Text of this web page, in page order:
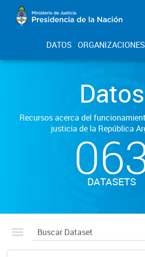
DATOS ORGANIZACIONES
Datos
Recursos acerca del
justicia de la República
DATASETS